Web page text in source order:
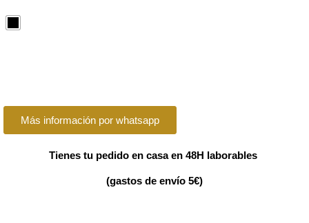
Más información por whatsapp
Tienes tu pedido en casa en 48H laborables
(gastos de envío 5€)